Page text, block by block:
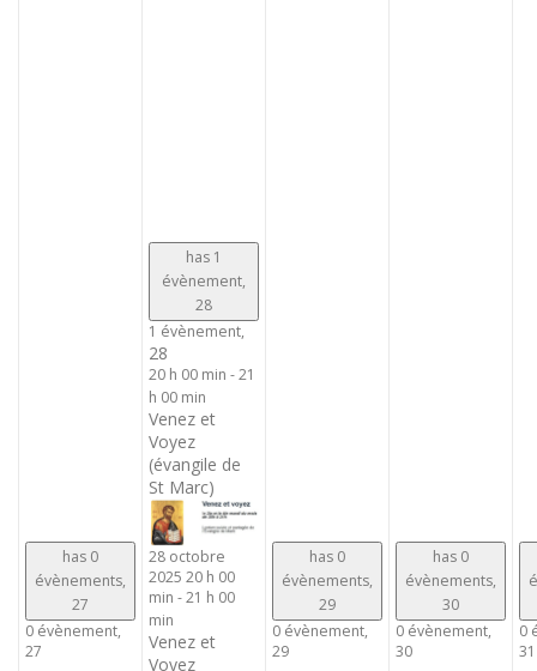
has 0
évènements,
27
0 évènement,
27
has 1
évènement,
28
1 évènement,
28
20 h 00 min -21
h 00 min
Venez et
Voyez
(évangile de
St Marc)
28 octobre
2025 20 h 00
min -21 h 00
min
Venez et
Voyez
has 0
évènements,
29
0 évènement,
29
has 0
évènements,
30
0 évènement,
30
0
31